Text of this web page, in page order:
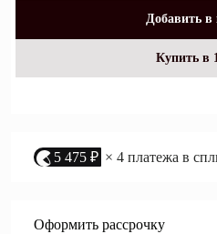
Добавить в
Купить в
5 475 ₽ × 4 платежа в
Оформить рассрочку